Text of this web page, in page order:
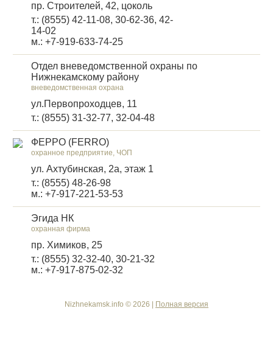
пр. Строителей, 42, цоколь
т.: (8555) 42-11-08, 30-62-36, 42-
14-02
м.: +7-919-633-74-25
Отдел вневедомственной охраны по
Нижнекамскому району
вневедомственная охрана
ул.Первопроходцев, 11
т.: (8555) 31-32-77, 32-04-48
ФЕРРО (FERRO)
охранное предприятие, ЧОП
ул. Ахтубинская, 2а, этаж 1
т.: (8555) 48-26-98
м.: +7-917-221-53-53
Эгида НК
охранная фирма
пр. Химиков, 25
т.: (8555) 32-32-40, 30-21-32
м.: +7-917-875-02-32
Nizhnekamsk.info © 2026 | Полная версия